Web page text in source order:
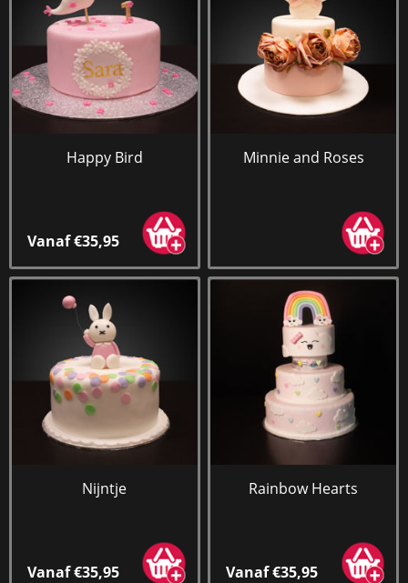
Happy Bird
Vanaf €35,95
Minnie and Roses
Nijntje
Vanaf €35,95
Rainbow Hearts
Vanaf €35,95